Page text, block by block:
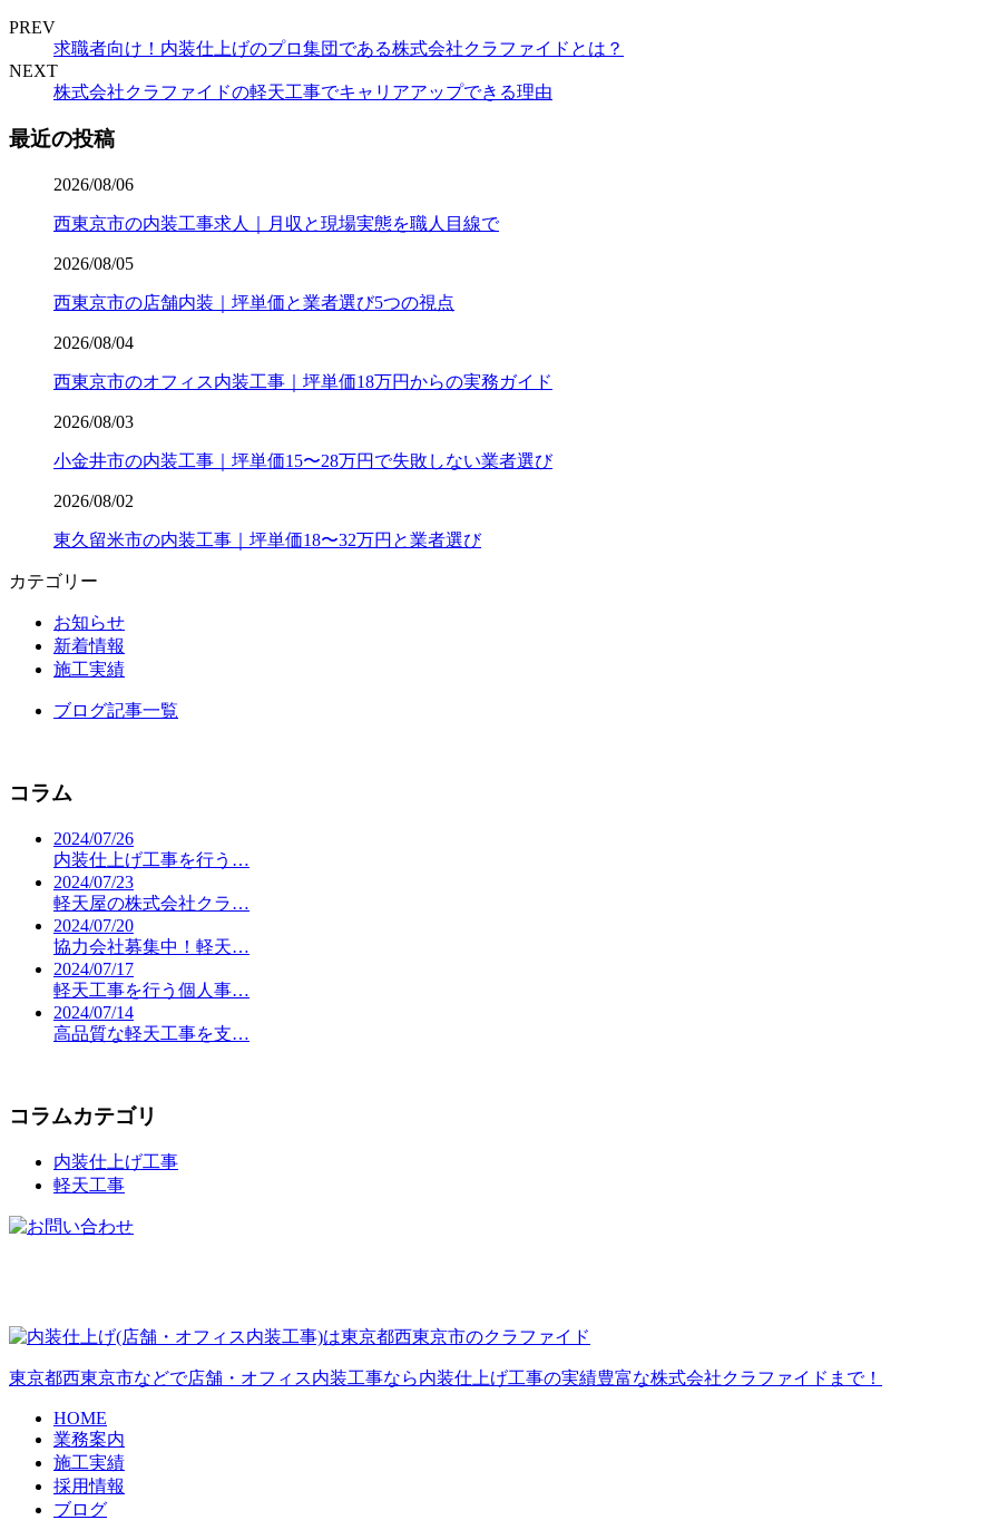
PREV
求職者向け！内装仕上げのプロ集団である株式会社クラファイドとは？
NEXT
株式会社クラファイドの軽天工事でキャリアアップできる理由
最近の投稿
2026/08/06
西東京市の内装工事求人｜月収と現場実態を職人目線で
2026/08/05
西東京市の店舗内装｜坪単価と業者選び5つの視点
2026/08/04
西東京市のオフィス内装工事｜坪単価18万円からの実務ガイド
2026/08/03
小金井市の内装工事｜坪単価15〜28万円で失敗しない業者選び
2026/08/02
東久留米市の内装工事｜坪単価18〜32万円と業者選び
カテゴリー
お知らせ
新着情報
施工実績
ブログ記事一覧
コラム
2024/07/26
内装仕上げ工事を行う…
2024/07/23
軽天屋の株式会社クラ…
2024/07/20
協力会社募集中！軽天…
2024/07/17
軽天工事を行う個人事…
2024/07/14
高品質な軽天工事を支…
コラムカテゴリ
内装仕上げ工事
軽天工事
東京都西東京市などで店舗・オフィス内装工事なら内装仕上げ工事の実績豊富な株式会社クラファイドまで！
HOME
業務案内
施工実績
採用情報
ブログ